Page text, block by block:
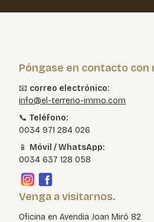
Póngase en contacto
📧 correo electrónico:
info@el-terreno-immo.com
📞Teléfono:
0034 971 284 026
📱 Móvil / WhatsApp:
0034 637 128 058
Venga a visitarnos.
Oficina en Avendia Joan Miró 82